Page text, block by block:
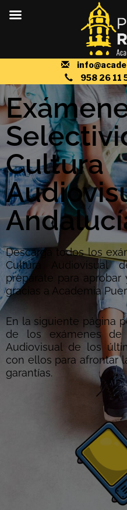
Cultura
Descarga todos los
Cultura
prepárate para
gracias a Academia
En la siguiente página
de los exámenes de
Audiovisual de los
con ellos para afrontar
garantías.
958 26 11